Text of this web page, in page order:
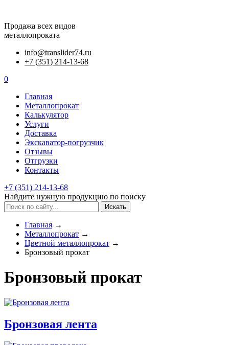
Продажа всех видов
металлопроката
info@translider74.ru
+7 (351) 214-13-68
0
Главная
Металлопрокат
Калькулятор
Услуги
Доставка
Экскаватор-погрузчик
Отзывы
Отгрузки
Контакты
+7 (351) 214-13-68
Найдите нужную продукцию по поиску
Искать
Главная →
Металлопрокат →
Цветной металлопрокат →
Бронзовый прокат
Бронзовый прокат
Бронзовая лента